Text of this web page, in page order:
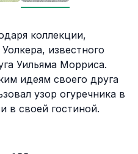
коллекции,
известного
Уильяма Морриса.
идеям своего друга
узор огуречника в
в своей гостиной.